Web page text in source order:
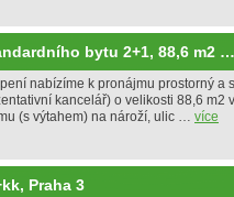
bytu 2+1, 88,6 m2 …
nabízíme k pronájmu prostorný a
kancelář) o velikosti 88,6 m2
(s výtahem) na nároží, ulic … více
Praha 3